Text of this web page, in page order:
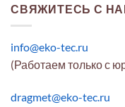
СВЯЖИТЕСЬ С
info@eko-tec.ru
(Работаем только с
dragmet@eko-tec.ru